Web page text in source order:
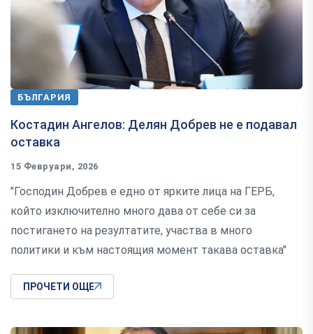
БЪЛГАРИЯ
Костадин Ангелов: Делян Добрев не е подавал
оставка
15 Февруари, 2026
"Господин Добрев е едно от ярките лица на ГЕРБ,
който изключително много дава от себе си за
постигането на резултатите, участва в много
политики и към настоящия момент такава оставка"
ПРОЧЕТИ ОЩЕ